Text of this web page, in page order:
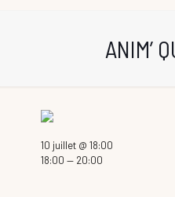
ANIM’
10 juillet @ 18:00
18:00 — 20:00